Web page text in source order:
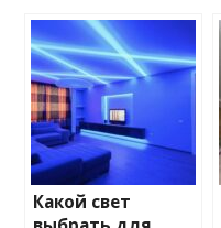
Какой свет